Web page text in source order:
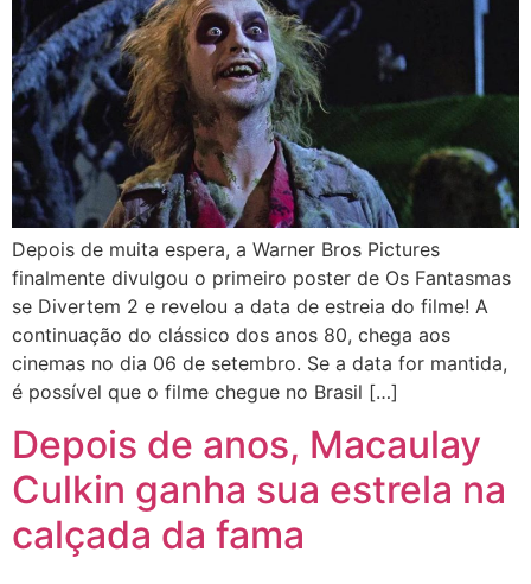
Depois de muita espera, a Warner Bros Pictures
finalmente divulgou o primeiro poster de Os Fantasmas
se Divertem 2 e revelou a data de estreia do filme! A
continuação do clássico dos anos 80, chega aos
cinemas no dia 06 de setembro. Se a data for mantida,
é possível que o filme chegue no Brasil […]
Depois de anos, Macaulay
Culkin ganha sua estrela na
calçada da fama